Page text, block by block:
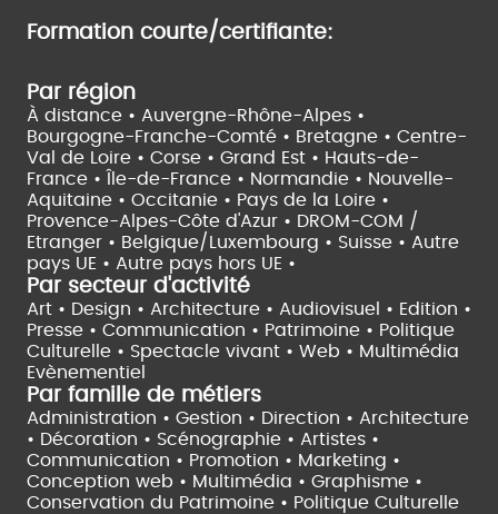
Formation courte/certifiante:
Par région
À distance • Auvergne-Rhône-Alpes •
Bourgogne-Franche-Comté • Bretagne • Centre-
Val de Loire • Corse • Grand Est • Hauts-de-
France •
Île-de-France • Normandie • Nouvelle-
Aquitaine • Occitanie • Pays de la Loire •
Provence-Alpes-Côte d'Azur • DROM-COM /
Etranger • Belgique/Luxembourg • Suisse • Autre
pays UE • Autre pays hors UE •
Par secteur d'activité
Art • Design • Architecture • Audiovisuel • Edition •
Presse • Communication • Patrimoine • Politique
Culturelle • Spectacle vivant • Web • Multimédia
Evènementiel
Par famille de métiers
Administration • Gestion • Direction • Architecture
• Décoration • Scénographie • Artistes •
Communication • Promotion • Marketing •
Conception web • Multimédia • Graphisme •
Conservation du Patrimoine • Politique Culturelle